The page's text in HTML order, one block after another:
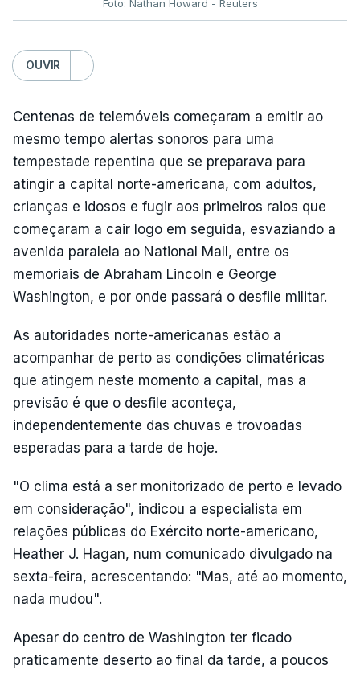
Foto: Nathan Howard - Reuters
OUVIR
Centenas de telemóveis começaram a emitir ao
mesmo tempo alertas sonoros para uma
tempestade repentina que se preparava para
atingir a capital norte-americana, com adultos,
crianças e idosos e fugir aos primeiros raios que
começaram a cair logo em seguida, esvaziando a
avenida paralela ao National Mall, entre os
memoriais de Abraham Lincoln e George
Washington, e por onde passará o desfile militar.
As autoridades norte-americanas estão a
acompanhar de perto as condições climatéricas
que atingem neste momento a capital, mas a
previsão é que o desfile aconteça,
independentemente das chuvas e trovoadas
esperadas para a tarde de hoje.
"O clima está a ser monitorizado de perto e levado
em consideração", indicou a especialista em
relações públicas do Exército norte-americano,
Heather J. Hagan, num comunicado divulgado na
sexta-feira, acrescentando: "Mas, até ao momento,
nada mudou".
Apesar do centro de Washington ter ficado
praticamente deserto ao final da tarde, a poucos